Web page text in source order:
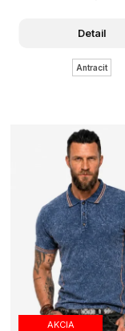
Detail
Antracit
AKCIA